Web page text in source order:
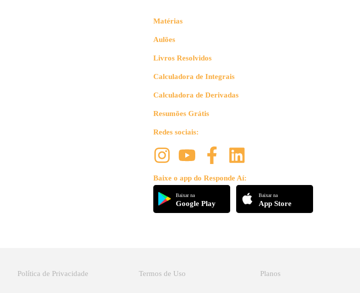
Matérias
Aulões
Livros Resolvidos
Calculadora de Integrais
Calculadora de Derivadas
Resumões Grátis
Redes sociais:
Baixe o app do Responde Aí:
Baixar na
Google Play
Baixar na
App Store
Política de Privacidade Termos de Uso Planos